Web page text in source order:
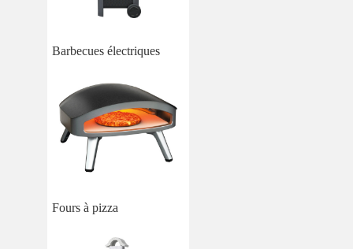
Barbecues électriques
Fours à pizza